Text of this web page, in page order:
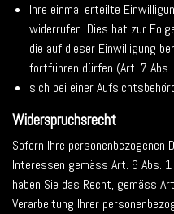
Ihre einmal erteilte
widerrufen. Dies hat zur
die auf dieser Einwilligung
fortführen dürfen (Art. 7 Abs.
sich bei einer
Widerspruchsrecht
Sofern Ihre personenbezogenen
Interessen gemäss Art. 6 Abs.
haben Sie das Recht, gemäss
Verarbeitung Ihrer